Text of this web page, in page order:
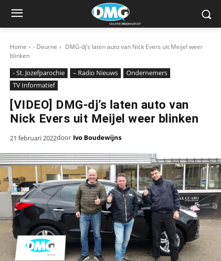
Home - Deurne
DMG-dj’s laten auto van Nick Evers uit Meijel weer
blinken
- St. Jozefparochie – Radio Nieuws
Ondernemers
TV Informatief
[VIDEO] DMG-dj’s laten auto van
Nick Evers uit Meijel weer blinken
21 februari 2022door Ivo Boudewijns